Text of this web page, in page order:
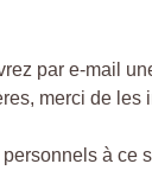
par e-mail
merci de les
à ce